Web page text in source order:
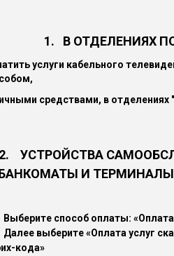
1. В ОТДЕЛЕНИЯХ
услуги кабельного
средствами, в
2. УСТРОЙСТВА
И ТЕРМИНАЛЫ
способ оплаты:
выберите «Оплата услуг
кода»